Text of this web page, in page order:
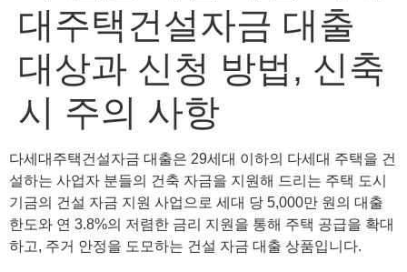
대주택건설자금 대출
대상과 신청 방법, 신축
시 주의 사항
다세대주택건설자금 대출은 29세대 이하의 다세대 주택을 건
설하는 사업자 분들의 건축 자금을 지원해 드리는 주택 도시
기금의 건설 자금 지원 사업으로 세대 당 5,000만 원의 대출
한도와 연 3.8%의 저렴한 금리 지원을 통해 주택 공급을 확대
하고, 주거 안정을 도모하는 건설 자금 대출 상품입니다.